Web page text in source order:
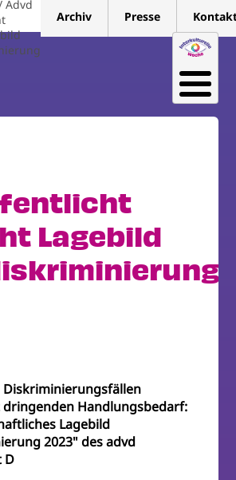
Advd
Archiv Presse
Lagebild
Diskriminierungsfällen
Handlungsbedarf:
Lagebild
2023" des advd
D